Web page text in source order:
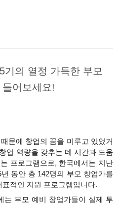
기의 열정 가득한 부모
어보세요!
문에 창업의 꿈을 미루고 있었거
업 역량을 갖추는 데 시간과 도움
프로그램으로, 한국에서는 지난
동안 총 142명의 부모 창업가를
적인 지원 프로그램입니다.
는 부모 예비 창업가들이 실제 투